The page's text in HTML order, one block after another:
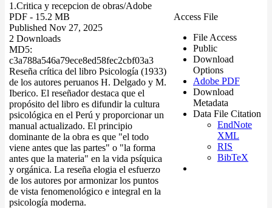
1.Critica y recepcion de obras/Adobe
PDF - 15.2 MB
Published Nov 27, 2025
2 Downloads
MD5:
c3a788a546a79ece8ed58fec2cbf03a3
Reseña crítica del libro Psicología (1933)
de los autores peruanos H. Delgado y M.
Iberico. El reseñador destaca que el
propósito del libro es difundir la cultura
psicológica en el Perú y proporcionar un
manual actualizado. El principio
dominante de la obra es que "el todo
viene antes que las partes" o "la forma
antes que la materia" en la vida psíquica
y orgánica. La reseña elogia el esfuerzo
de los autores por armonizar los puntos
de vista fenomenológico e integral en la
psicología moderna.
Access File
File Access
Public
Download
Options
Adobe PDF
Download
Metadata
Data File Citation
EndNote
XML
RIS
BibTeX